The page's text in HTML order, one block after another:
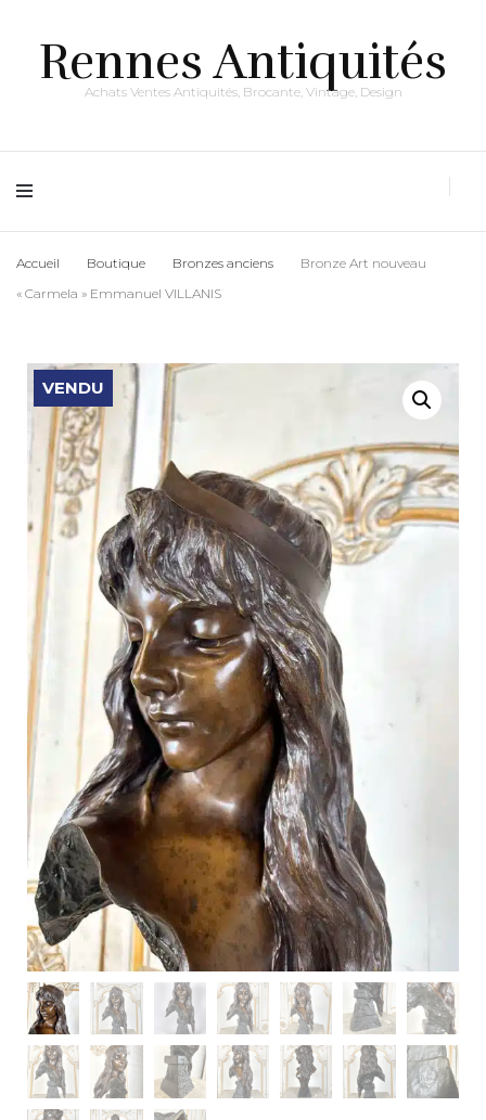
Rennes Antiquités
Achats Ventes Antiquités, Brocante, Vintage, Design
Accueil Boutique Bronzes anciens
Bronze Art nouveau
« Carmela » Emmanuel VILLANIS
VENDU